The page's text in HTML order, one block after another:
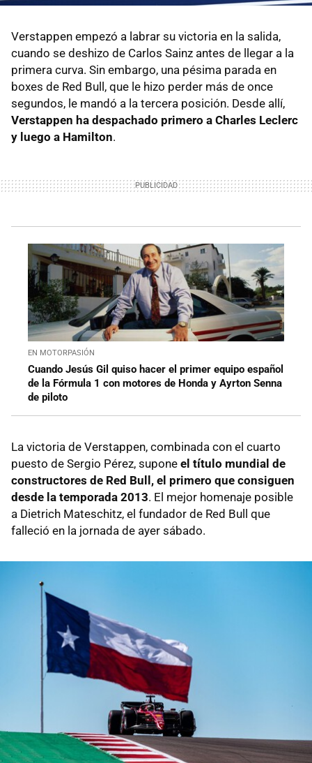
Verstappen empezó a labrar su victoria en la salida,
cuando se deshizo de Carlos Sainz antes de llegar a la
primera curva. Sin embargo, una pésima parada en
boxes de Red Bull, que le hizo perder más de once
segundos, le mandó a la tercera posición. Desde allí,
Verstappen ha despachado primero a Charles Leclerc
y luego a Hamilton.
EN MOTORPASIÓN
Cuando Jesús Gil quiso hacer el primer equipo español
de la Fórmula 1 con motores de Honda y Ayrton Senna
de piloto
La victoria de Verstappen, combinada con el cuarto
puesto de Sergio Pérez, supone el título mundial de
constructores de Red Bull, el primero que consiguen
desde la temporada 2013. El mejor homenaje posible
a Dietrich Mateschitz, el fundador de Red Bull que
falleció en la jornada de ayer sábado.